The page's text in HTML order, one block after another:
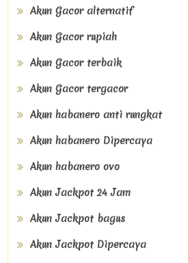
Akun Gacor alternatif
Akun Gacor rupiah
Akun Gacor terbaik
Akun Gacor tergacor
Akun habanero anti rungkat
Akun habanero Dipercaya
Akun habanero ovo
Akun Jackpot 24 Jam
Akun Jackpot bagus
Akun Jackpot Dipercaya